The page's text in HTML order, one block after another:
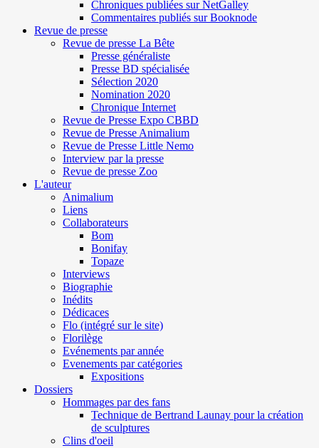
Chroniques publiées sur NetGalley
Commentaires publiés sur Booknode
Revue de presse
Revue de presse La Bête
Presse généraliste
Presse BD spécialisée
Sélection 2020
Nomination 2020
Chronique Internet
Revue de Presse Expo CBBD
Revue de Presse Animalium
Revue de Presse Little Nemo
Interview par la presse
Revue de presse Zoo
L'auteur
Animalium
Liens
Collaborateurs
Bom
Bonifay
Topaze
Interviews
Biographie
Inédits
Dédicaces
Flo (intégré sur le site)
Florilège
Evénements par année
Evenements par catégories
Expositions
Dossiers
Hommages par des fans
Technique de Bertrand Launay pour la création
de sculptures
Clins d'oeil